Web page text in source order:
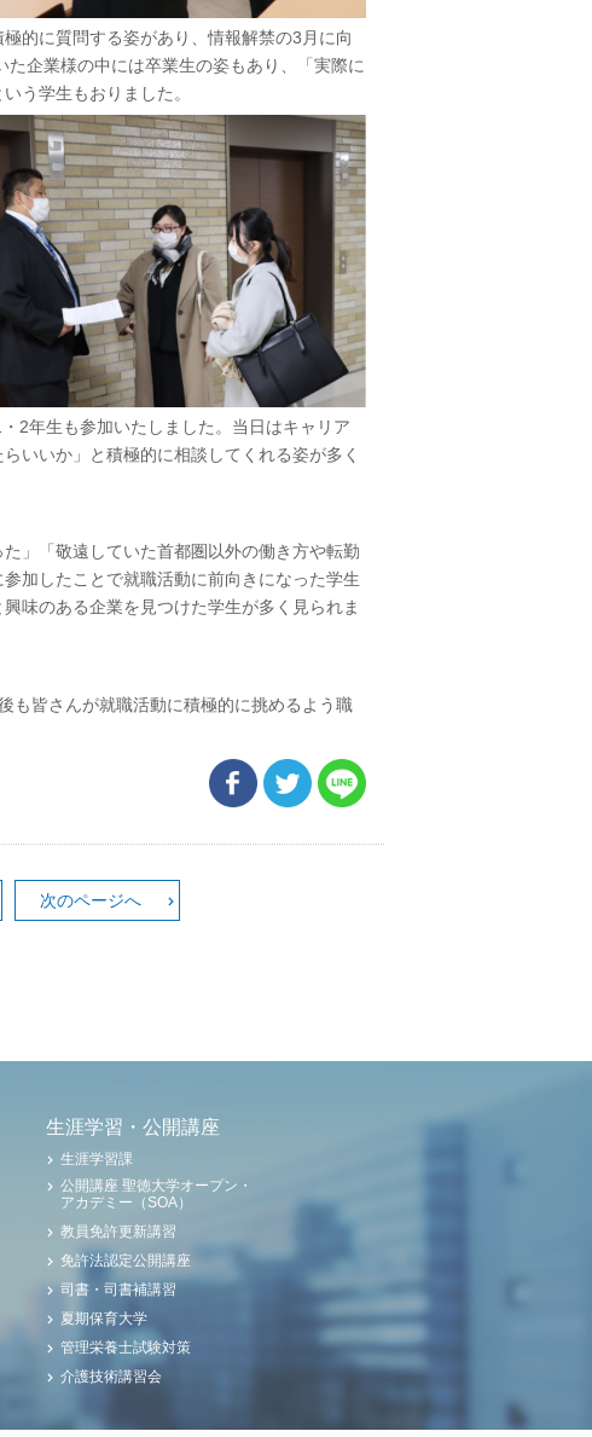
的に質問する姿があり、情報解禁の3月に向
企業様の中には卒業生の姿もあり、「実際に
う学生もおりました。
2年生も参加いたしました。当日はキャリア
いいか」と積極的に相談してくれる姿が多く
」「敬遠していた首都圏以外の働き方や転勤
加したことで就職活動に前向きになった学生
味のある企業を見つけた学生が多く見られま
も皆さんが就職活動に積極的に挑めるよう職
次のページへ
生涯学習・公開講座
生涯学習課
公開講座 聖徳大学オープン・
アカデミー（SOA）
教員免許更新講習
免許法認定公開講座
司書・司書補講習
夏期保育大学
管理栄養士試験対策
介護技術講習会